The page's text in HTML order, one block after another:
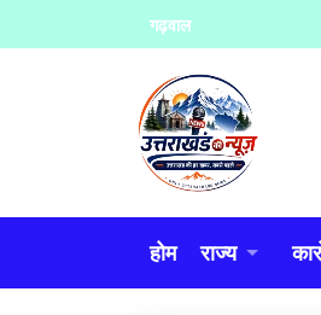
to
गढ़वाल
होम राज्य